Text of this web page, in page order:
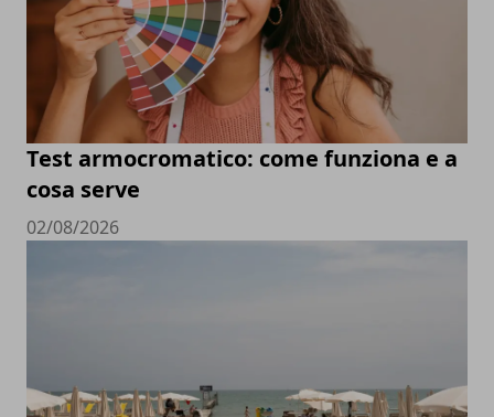
Test armocromatico: come funziona e a
cosa serve
02/08/2026